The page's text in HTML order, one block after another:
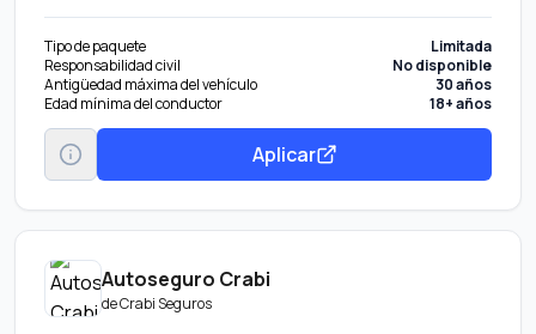
Tipo de paquete
Limitada
Responsabilidad civil
No disponible
Antigüedad máxima del vehículo
30 años
Edad mínima del conductor
18+ años
Aplicar
Autoseguro Crabi
deCrabi Seguros